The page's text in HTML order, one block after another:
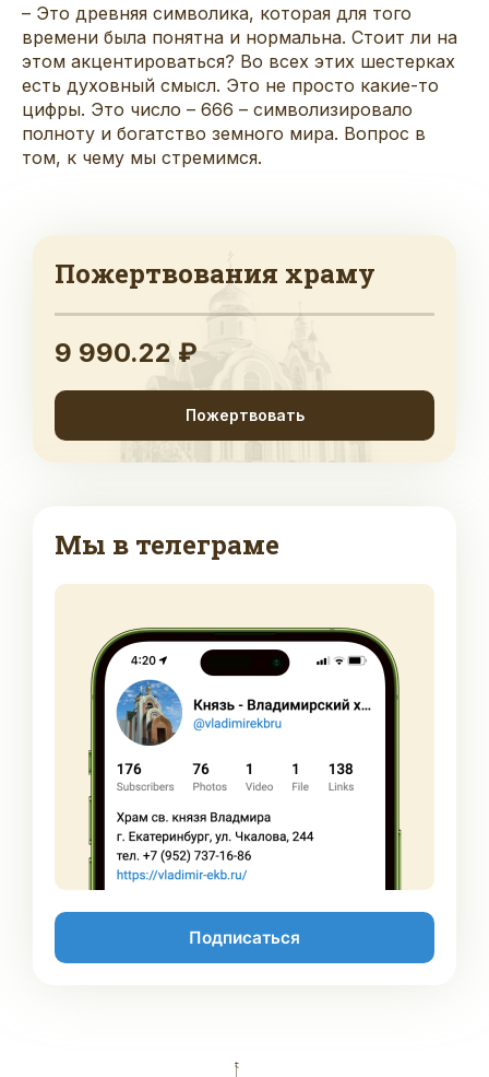
– Это древняя символика, которая для того
времени была понятна и нормальна. Стоит ли на
этом акцентироваться? Во всех этих шестерках
есть духовный смысл. Это не просто какие-то
цифры. Это число – 666 – символизировало
полноту и богатство земного мира. Вопрос в
том, к чему мы стремимся.
Пожертвования храму
9 990.22 ₽
Пожертвовать
Мы в телеграме
Подписаться